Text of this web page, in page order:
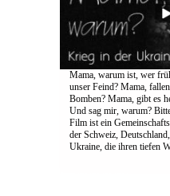
Mama, warum ist, wer
unser Feind? Mama,
Bomben? Mama, gibt es
Und sag mir, warum?
Film ist ein
der Schweiz,
Ukraine, die ihren tiefen